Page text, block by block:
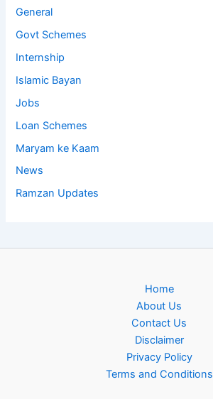
General
Govt Schemes
Internship
Islamic Bayan
Jobs
Loan Schemes
Maryam ke Kaam
News
Ramzan Updates
Home
About Us
Contact Us
Disclaimer
Privacy Policy
Terms and Conditions